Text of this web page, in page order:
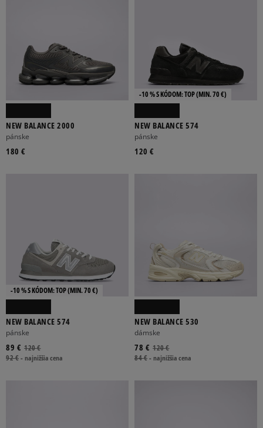
NEW BALANCE 2000
pánske
180 €
-10 % S KÓDOM: TOP (MIN. 70 €)
NEW BALANCE 574
pánske
120 €
-10 % S KÓDOM: TOP (MIN. 70 €)
NEW BALANCE 574
pánske
120 €
89 €
92 €-najnižšia cena
NEW BALANCE 530
dámske
120 €
78 €
84 €-najnižšia cena